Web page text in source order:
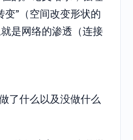
变”（空间改变形状的
是网络的渗透（连接
了什么以及没做什么